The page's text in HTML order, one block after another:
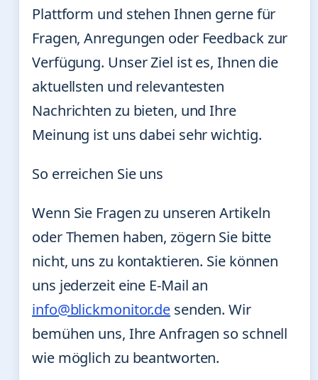
Plattform und stehen Ihnen gerne für
Fragen, Anregungen oder Feedback zur
Verfügung. Unser Ziel ist es, Ihnen die
aktuellsten und relevantesten
Nachrichten zu bieten, und Ihre
Meinung ist uns dabei sehr wichtig.
So erreichen Sie uns
Wenn Sie Fragen zu unseren Artikeln
oder Themen haben, zögern Sie bitte
nicht, uns zu kontaktieren. Sie können
uns jederzeit eine E-Mail an
info@blickmonitor.de senden. Wir
bemühen uns, Ihre Anfragen so schnell
wie möglich zu beantworten.